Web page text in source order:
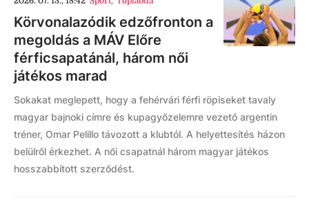
Körvonalazódik edzőfronton a
megoldás a MÁV Előre
férficsapatánál, három női
játékos marad
Sokakat meglepett, hogy a fehérvári férfi röpiseket tavaly
magyar bajnoki címre és kupagyőzelemre vezető argentin
tréner, Omar Pelillo távozott a klubtól. A helyettesítés házon
belülről érkezhet. A női csapatnál három magyar játékos
hosszabbított szerződést.